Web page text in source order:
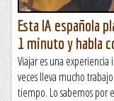
Esta IA española
1 minuto y habla
Viajar es una
veces lleva mucho
tiempo. Lo sabemos por